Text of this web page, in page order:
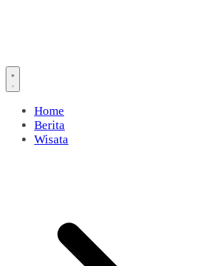
Home
Berita
Wisata